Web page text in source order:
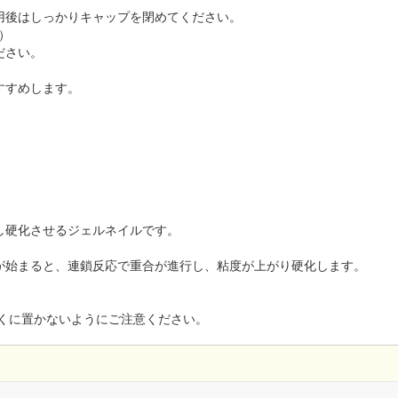
はしっかりキャップを閉めてください。
い。
めします。
化させるジェルネイルです。
まると、連鎖反応で重合が進行し、粘度が上がり硬化します。
置かないようにご注意ください。